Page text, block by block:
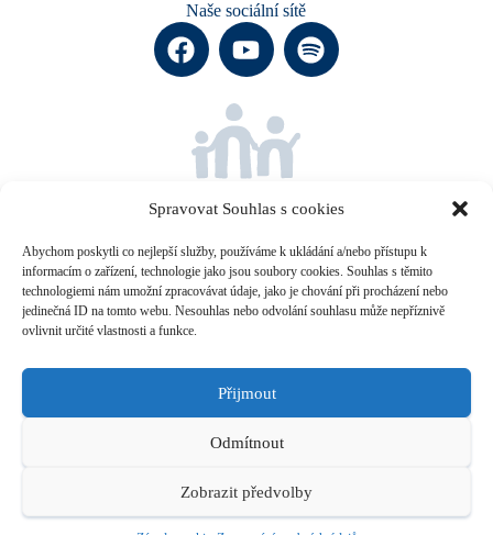
Spravovat Souhlas s cookies
Abychom poskytli co nejlepší služby, používáme k ukládání a/nebo přístupu k
informacím o zařízení, technologie jako jsou soubory cookies. Souhlas s těmito
technologiemi nám umožní zpracovávat údaje, jako je chování při procházení nebo
jedinečná ID na tomto webu. Nesouhlas nebo odvolání souhlasu může nepříznivě
ovlivnit určité vlastnosti a funkce.
Přijmout
Odmítnout
Zobrazit předvolby
Naše sociální sítě
rodinnou péči.
Projekt vznikl za podporyNadace Jistota Komerční bankya
organizace
platbě uveďte tento text: RSDAR